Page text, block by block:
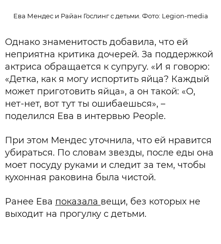
Ева Мендес и Райан Гослинг с детьми. Фото: Legion-media
Однако знаменитость добавила, что ей
неприятна критика дочерей. За поддержкой
актриса обращается к супругу. «И я говорю:
«Детка, как я могу испортить яйца? Каждый
может приготовить яйца», а он такой: «О,
нет-нет, вот тут ты ошибаешься», –
поделился Ева в интервью People.
При этом Мендес уточнила, что ей нравится
убираться. По словам звезды, после еды она
моет посуду руками и следит за тем, чтобы
кухонная раковина была чистой.
Ранее Ева показала вещи, без которых не
выходит на прогулку с детьми.